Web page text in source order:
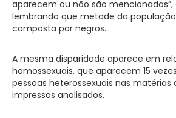
aparecem ou não são mencionadas”,
lembrando que metade da
composta por negros.
A mesma disparidade aparece em
homossexuais, que aparecem 15
pessoas heterossexuais nas matérias
impressos analisados.